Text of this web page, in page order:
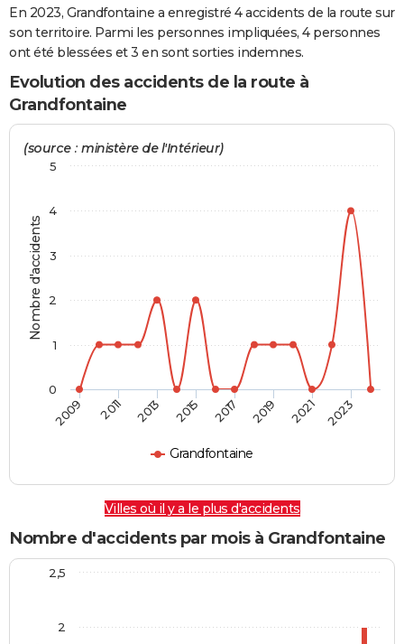
Destinations
City break
Voyage nature
Voyage de noces
Forum
Climat
+
GUIDES D'ACHAT
BONS PLANS
Carte de Noël
Carte Bonne année
Carte Saint-Valentin
Carte Pâques
Carte d'anniversaire
DICTIONNAIRE
PROGRAMME TV
COPAINS D'AVANT
S'inscrire
Se connecter
Lycées
Collèges
Primaires
Universités
Entreprises
Service militaire
Avis de recherche
AVIS DE DÉCÈS
FORUM
Bricolage
Culture
Television
Voyage
En 2023, Grandfontaine a enregistré 4 accidents de la route sur
son territoire. Parmi les personnes impliquées, 4 personnes
ont été blessées et 3 en sont sorties indemnes.
Evolution des accidents de la route à
Grandfontaine
Nombre d'accidents
(source : ministère de l'Intérieur)
Grandfontaine
2009 2011 2013 2015 2017 2019 2021 2023
0
1
2
3
4
5
Villes où il y a le plus d'accidents
Nombre d'accidents par mois à Grandfontaine
2
2,5